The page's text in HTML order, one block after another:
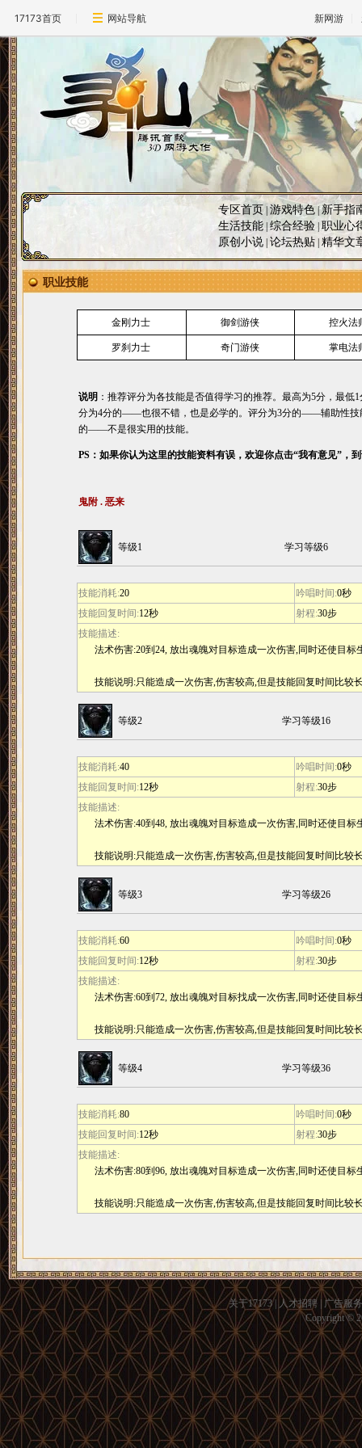
17173首页 网站导航 新网游
专区首页 |游戏特色 |新手指
生活技能|综合经验 职业心
原创小说 论坛热贴 精华文
职业技能
金刚力士 御剑游侠 控火法
罗刹力士 奇门游侠 掌电法
说明 ：推荐评分为各技能是否值得学习的推荐。最高为5分，最
分为4分的――也很不错，也是必学的。评分为3分的――辅助性技
的――不是很实用的技能。
PS：如果你认为这里的技能资料有误，欢迎你点击“我有意见”，
鬼附 . 恶来
等级1 学习等级6
技能消耗:20 吟唱时间:0秒
技能回复时间:12秒 射程:30步
技能描述:
法术伤害:20到24, 放出魂魄对目标造成一次伤害,同时还使目标
技能说明:只能造成一次伤害,伤害较高,但是技能回复时间比较
等级2 学习等级16
技能消耗:40 吟唱时间:0秒
技能回复时间:12秒 射程:30步
技能描述:
法术伤害:40到48, 放出魂魄对目标造成一次伤害,同时还使目标
技能说明:只能造成一次伤害,伤害较高,但是技能回复时间比较
等级3 学习等级26
技能消耗:60 吟唱时间:0秒
技能回复时间:12秒 射程:30步
技能描述:
法术伤害:60到72, 放出魂魄对目标找成一次伤害,同时还使目
技能说明:只能造成一次伤害,伤害较高,但是技能回复时间比较
等级4 学习等级36
技能消耗:80 吟唱时间:0秒
技能回复时间:12秒 射程:30步
技能描述:
法术伤害:80到96, 放出魂魄对目标造成一次伤害,同时还使目标
技能说明:只能造成一次伤害,伤害较高,但是技能回复时间比较
关于17173| 人才招聘
广告服务
Copyright ©